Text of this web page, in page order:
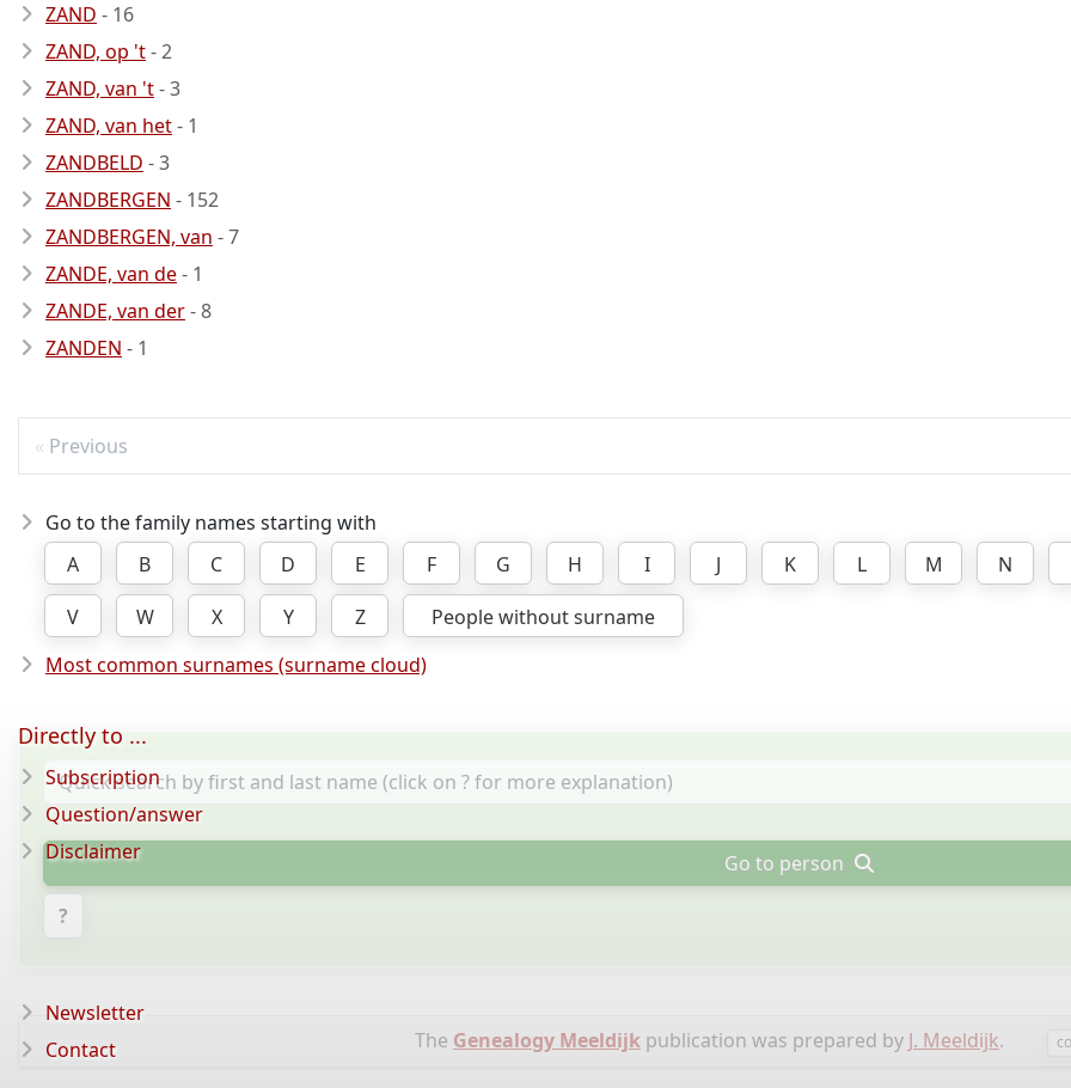
ZAND - 16
ZAND, op 't- 2
ZAND, van 't- 3
ZAND, van het- 1
ZANDBELD - 3
ZANDBERGEN - 152
ZANDBERGEN, van - 7
ZANDE, van de- 1
ZANDE, van der- 8
ZANDEN - 1
Previous
Go to the family names starting with
A
B C D E F G H I J K L M N
V
W X Y Z
People without surname
Most common surnames (surname cloud)
Go to person
?
The Genealogy Meeldijkpublication was prepared by J. Meeldijk.
Directly to ...
Subscription
Question/answer
Disclaimer
Newsletter
Contact